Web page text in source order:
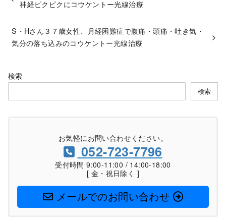
神経ピクピクにコウケントー光線治療
S・Hさん３７歳女性、月経困難症で腹痛・頭痛・吐き気・
気分の落ち込みのコウケントー光線治療
検索
検索
お気軽にお問い合わせください。
052-723-7796
受付時間 9:00-11:00 / 14:00-18:00
[ 金・祝日除く ]
メールでのお問い合わせ